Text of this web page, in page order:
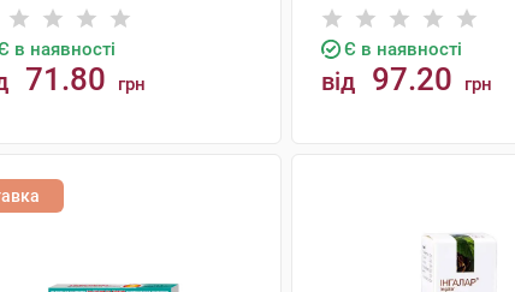
в наявності
71.80 грн
Є в наявності
від 97.20 грн